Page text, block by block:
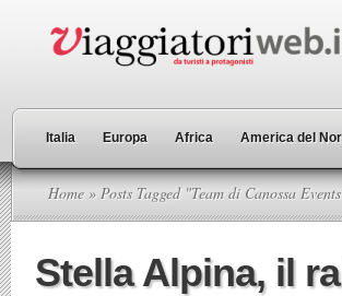
Italia Europa Africa America del
Home » Posts Tagged "Team di Canossa
Stella Alpina, il